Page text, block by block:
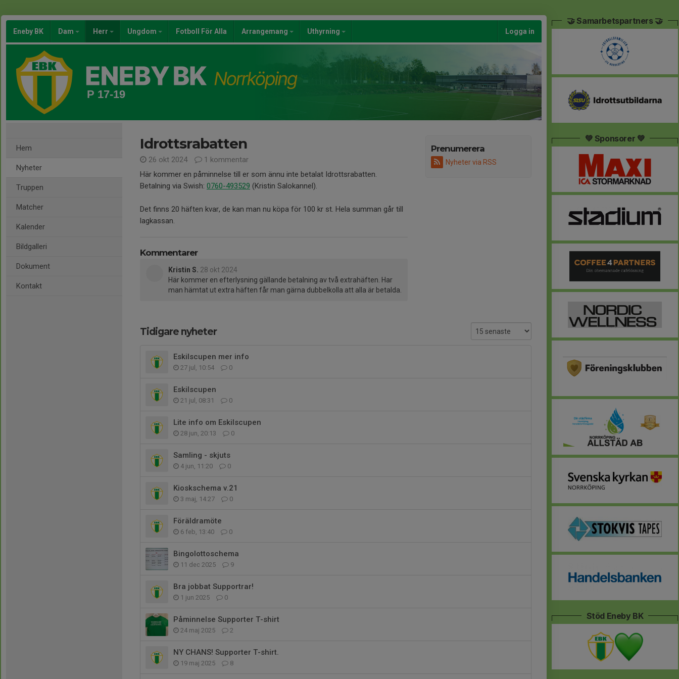
Eneby BK Dam Herr Ungdom Fotboll För Alla Arrangemang Uthyrning Logga in
P 17-19
Hem
Nyheter
Truppen
Matcher
Kalender
Bildgalleri
Dokument
Kontakt
Prenumerera
Nyheter via RSS
Idrottsrabatten
26 okt 2024
1 kommentar
Här kommer en påminnelse till er som ännu inte betalat Idrottsrabatten.
Betalning via Swish: 0760-493529 (Kristin Salokannel).
Det finns 20 häften kvar, de kan man nu köpa för 100 kr st. Hela summan går till
lagkassan.
Kommentarer
Kristin S. 28 okt 2024
Här kommer en efterlysning gällande betalning av två extrahäften. Har
man hämtat ut extra häften får man gärna dubbelkolla att alla är betalda.
Tidigare nyheter
Eskilscupen mer info
27 jul, 10:54 0
Eskilscupen
21 jul, 08:31 0
Lite info om Eskilscupen
28 jun, 20:13 0
Samling - skjuts
4 jun, 11:20 0
Kioskschema v.21
3 maj, 14:27 0
Föräldramöte
6 feb, 13:40 0
Bingolottoschema
11 dec 2025 9
Bra jobbat Supportrar!
1 jun 2025 0
Påminnelse Supporter T-shirt
24 maj 2025 2
NY CHANS! Supporter T-shirt.
19 maj 2025 8
🤝 Samarbetspartners 🤝
💚 Sponsorer 💚
Stöd Eneby BK